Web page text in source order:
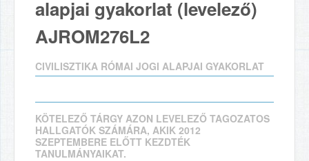
alapjai gyakorlat (levelező)
AJROM276L2
CIVILISZTIKA RÓMAI JOGI ALAPJAI GYAKORLAT
KÖTELEZŐ TÁRGY AZON LEVELEZŐ TAGOZATOS
HALLGATÓK SZÁMÁRA, AKIK 2012
SZEPTEMBERE ELŐTT KEZDTÉK
TANULMÁNYAIKAT.